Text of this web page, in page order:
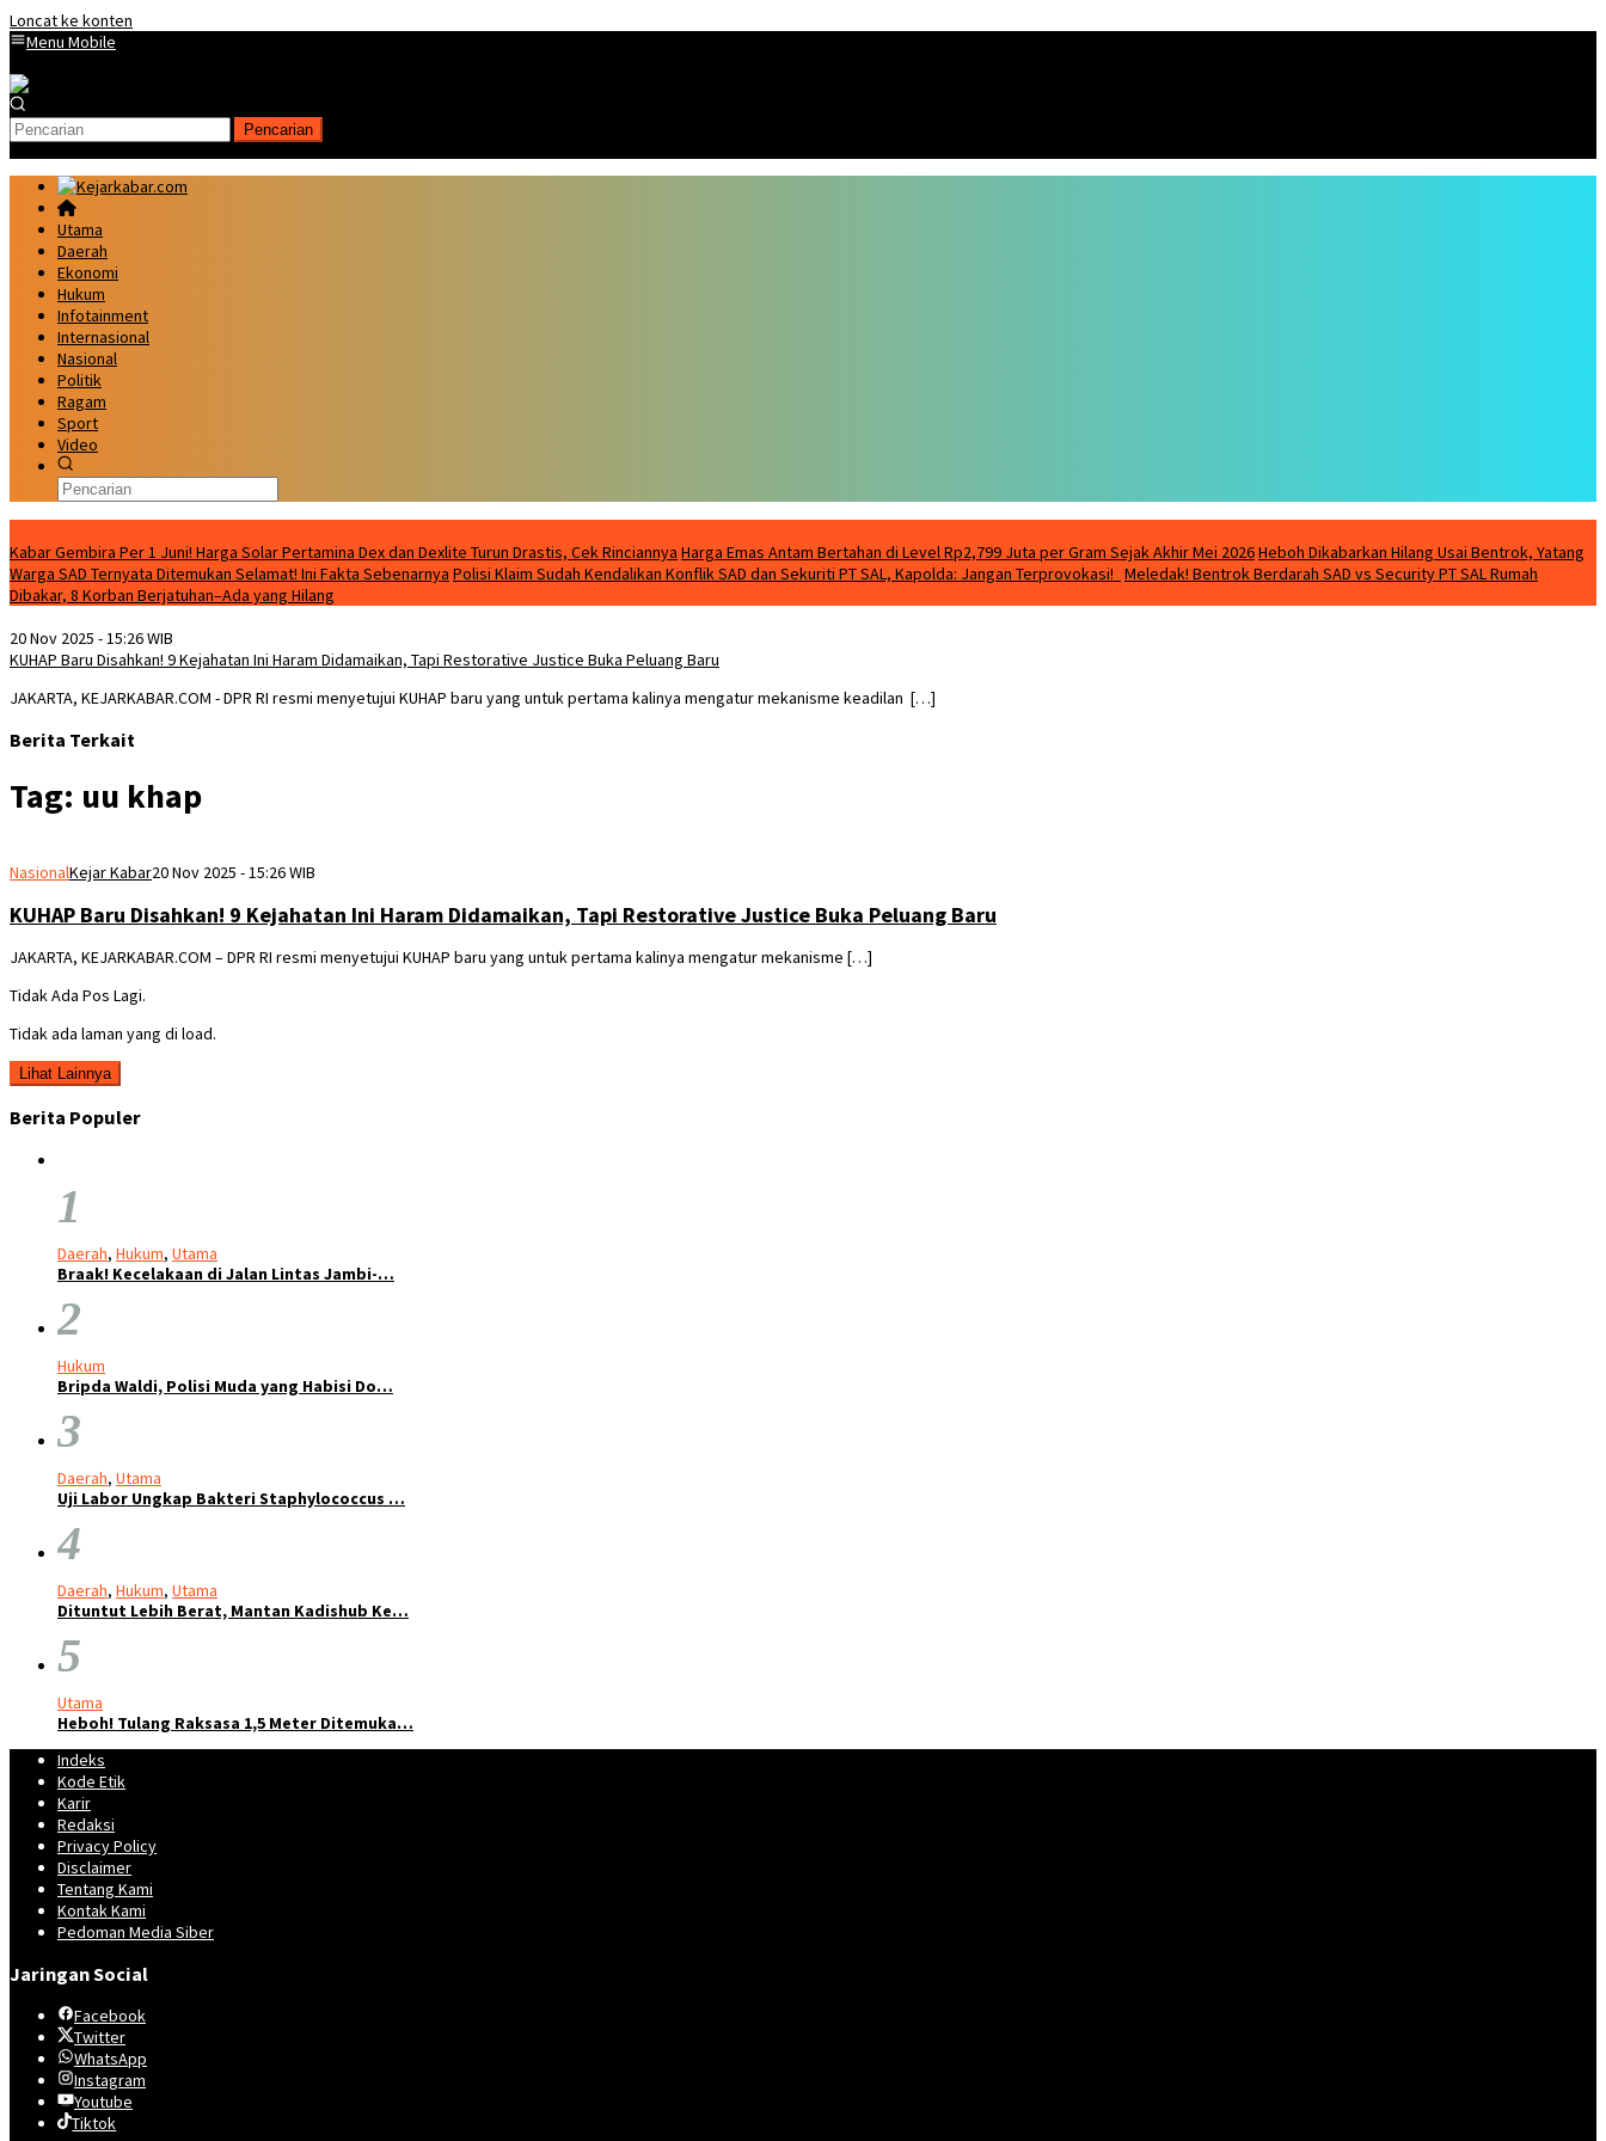
Loncat ke konten
Menu Mobile
Pencarian
Utama
Daerah
Ekonomi
Hukum
Infotainment
Internasional
Nasional
Politik
Ragam
Sport
Video
Kabar Gembira Per 1 Juni! Harga Solar Pertamina Dex dan Dexlite Turun Drastis, Cek Rinciannya Harga Emas Antam Bertahan di Level Rp2,799 Juta per Gram Sejak Akhir Mei 2026Heboh Dikabarkan Hilang Usai Bentrok, Yatang
Warga SAD Ternyata Ditemukan Selamat! Ini Fakta Sebenarnya Polisi Klaim Sudah Kendalikan Konflik SAD dan Sekuriti PT SAL, Kapolda: Jangan Terprovokasi! Meledak! Bentrok Berdarah SAD vs Security PT SAL Rumah
Dibakar, 8 Korban Berjatuhan–Ada yang Hilang
20 Nov 2025 - 15:26 WIB
KUHAP Baru Disahkan! 9 Kejahatan Ini Haram Didamaikan, Tapi Restorative Justice Buka Peluang Baru
JAKARTA, KEJARKABAR.COM - DPR RI resmi menyetujui KUHAP baru yang untuk pertama kalinya mengatur mekanisme keadilan […]
Berita Terkait
Tag: uu khap
NasionalKejar Kabar20 Nov 2025 - 15:26 WIB
KUHAP Baru Disahkan! 9 Kejahatan Ini Haram Didamaikan, Tapi Restorative Justice Buka Peluang Baru
JAKARTA, KEJARKABAR.COM – DPR RI resmi menyetujui KUHAP baru yang untuk pertama kalinya mengatur mekanisme […]
Tidak Ada Pos Lagi.
Tidak ada laman yang di load.
Lihat Lainnya
Berita Populer
1
Daerah, Hukum, Utama
Braak! Kecelakaan di Jalan Lintas Jambi-…
2
Hukum
Bripda Waldi, Polisi Muda yang Habisi Do…
3
Daerah, Utama
Uji Labor Ungkap Bakteri Staphylococcus …
4
Daerah, Hukum, Utama
Dituntut Lebih Berat, Mantan Kadishub Ke…
5
Utama
Heboh! Tulang Raksasa 1,5 Meter Ditemuka…
Indeks
Kode Etik
Karir
Redaksi
Privacy Policy
Disclaimer
Tentang Kami
Kontak Kami
Pedoman Media Siber
Jaringan Social
Facebook
Twitter
WhatsApp
Instagram
Youtube
Tiktok